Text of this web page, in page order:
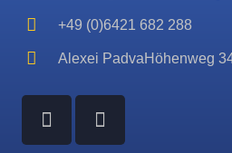
+49 (0)6421 682 288
Alexei PadvaHöhenweg